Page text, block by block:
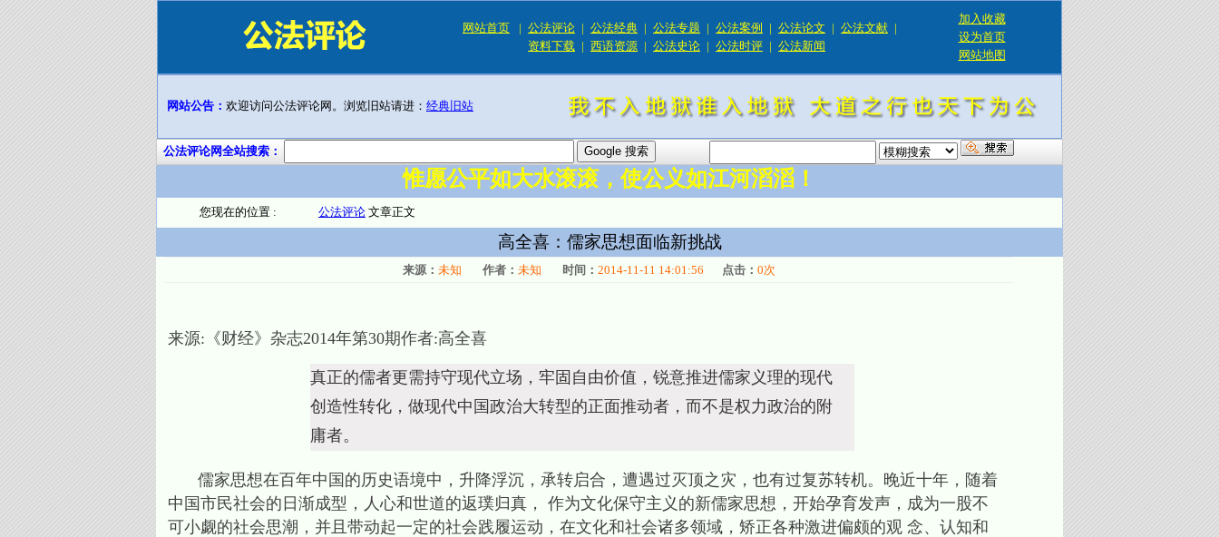
网站首页 | 公法评论 | 公法经典 | 公法专题 | 公法案例 | 公法论文 | 公法文献 |
资料下载 | 西语资源 | 公法史论 | 公法时评 | 公法新闻
加入收藏
设为首页
网站地图
网站公告： 欢迎访问公法评论网。浏览旧站请进： 经典旧站
公法评论网全站搜索：
惟愿公平如大水滚滚，使公义如江河滔滔！
您现在的位置 : 公法评论 文章正文
高全喜：儒家思想面临新挑战
来源： 未知 作者： 未知 时间： 2014-11-11 14:01:56 点击： 0次
来源: 《财经》杂志2014年第30期作者:高全喜
真正的儒者更需持守现代立场，牢固自由价值，锐意推进儒家义理的现代
创造性转化，做现代中国政治大转型的正面推动者，而不是权力政治的附
庸者。
儒家思想在百年中国的历史语境中，升降浮沉，承转启合，遭遇过灭顶之灾，也有过复苏转机。晚近十年，随着
中国市民社会的日渐成型，人心和世道的返璞归真， 作为文化保守主义的新儒家思想，开始孕育发声，成为一股不
可小觑的社会思潮，并且带动起一定的社会践履运动，在文化和社会诸多领域，矫正各种激进偏颇的观 念、认知和